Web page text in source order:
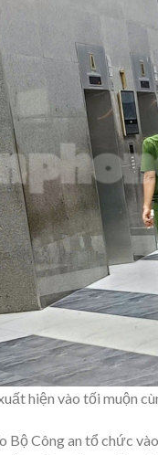
hiện vào tối muộn
Bộ Công an tổ chức